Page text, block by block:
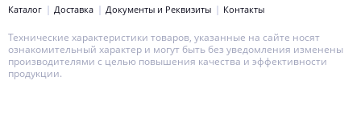
Каталог
Доставка Документы и Реквизиты Контакты
Технические характеристики товаров, указанные на сайте носят
ознакомительный характер и могут быть без уведомления изменены
производителями с целью повышения качества и эффективности
продукции.